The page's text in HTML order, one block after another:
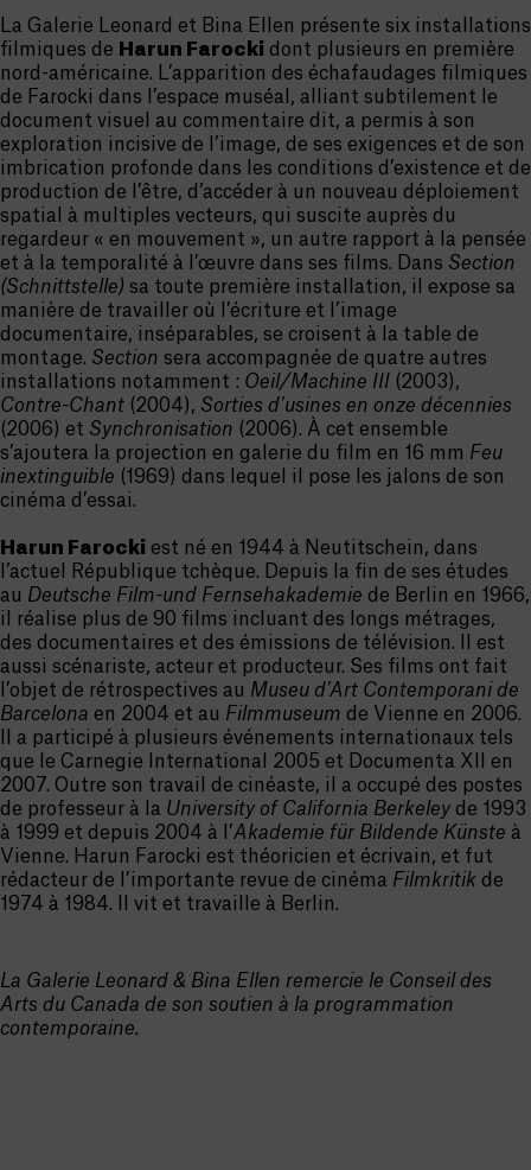
La Galerie Leonard et Bina Ellen présente six installations
filmiques de Harun Farocki dont plusieurs en première
nord-américaine. L’apparition des échafaudages filmiques
de Farocki dans l’espace muséal, alliant subtilement le
document visuel au commentaire dit, a permis à son
exploration incisive de l’image, de ses exigences et de son
imbrication profonde dans les conditions d’existence et de
production de l’être, d’accéder à un nouveau déploiement
spatial à multiples vecteurs, qui suscite auprès du
regardeur « en mouvement », un autre rapport à la pensée
et à la temporalité à l’œuvre dans ses films. Dans Section
(Schnittstelle) sa toute première installation, il expose sa
manière de travailler où l’écriture et l’image
documentaire, inséparables, se croisent à la table de
montage. Section sera accompagnée de quatre autres
installations notamment : Oeil/Machine III (2003),
Contre-Chant (2004), Sorties d’usines en onze décennies
(2006) et Synchronisation (2006). À cet ensemble
s’ajoutera la projection en galerie du film en 16 mm Feu
inextinguible (1969) dans lequel il pose les jalons de son
cinéma d’essai.
Harun Farocki est né en 1944 à Neutitschein, dans
l’actuel République tchèque. Depuis la fin de ses études
au Deutsche Film-und Fernsehakademie de Berlin en 1966,
il réalise plus de 90 films incluant des longs métrages,
des documentaires et des émissions de télévision. Il est
aussi scénariste, acteur et producteur. Ses films ont fait
l’objet de rétrospectives au Museu d’Art Contemporani de
Barcelona en 2004 et au Filmmuseum de Vienne en 2006.
Il a participé à plusieurs événements internationaux tels
que le Carnegie International 2005 et Documenta XII en
2007. Outre son travail de cinéaste, il a occupé des postes
de professeur à la University of California Berkeley de 1993
à 1999 et depuis 2004 à l’Akademie für Bildende Künste à
Vienne. Harun Farocki est théoricien et écrivain, et fut
rédacteur de l’importante revue de cinéma Filmkritik de
1974 à 1984. Il vit et travaille à Berlin.
La Galerie Leonard & Bina Ellen remercie le Conseil des
Arts du Canada de son soutien à la programmation
contemporaine.